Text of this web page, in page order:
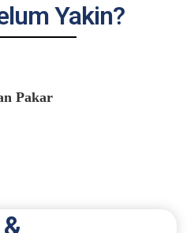
Yakin?
Pakar